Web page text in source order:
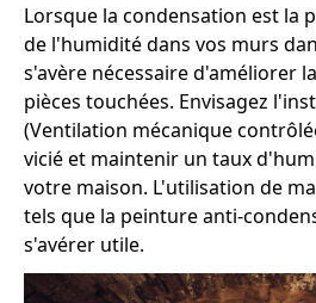
Lorsque la condensation est la
de l'humidité dans vos murs
s'avère nécessaire d'améliorer
pièces touchées. Envisagez
(Ventilation mécanique
vicié et maintenir un taux
votre maison. L'utilisation de
tels que la peinture anti-
s'avérer utile.